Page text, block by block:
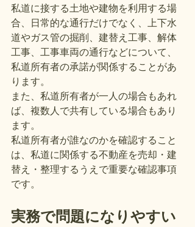
私道に接する土地や建物を利用する場
合、日常的な通行だけでなく、上下水
道やガス管の掘削、建替え工事、解体
工事、工事車両の通行などについて、
私道所有者の承諾が関係することがあ
ります。
また、私道所有者が一人の場合もあれ
ば、複数人で共有している場合もあり
ます。
私道所有者が誰なのかを確認すること
は、私道に関係する不動産を売却・建
替え・整理するうえで重要な確認事項
です。
実務で問題になりやすい